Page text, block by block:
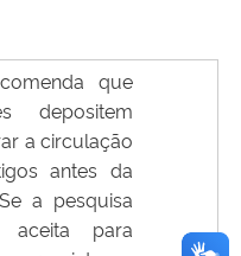
que
depositem
a circulação
antes da
a pesquisa
para